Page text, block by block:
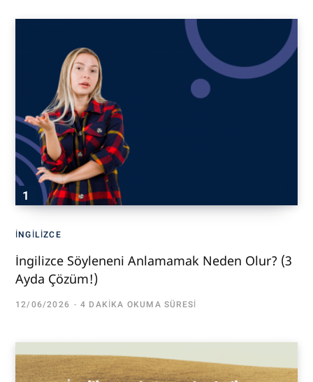
İNGILIZCE
İngilizce Söyleneni Anlamamak Neden Olur? (3
Ayda Çözüm!)
12/06/2026 4 DAKIKA OKUMA SÜRESI